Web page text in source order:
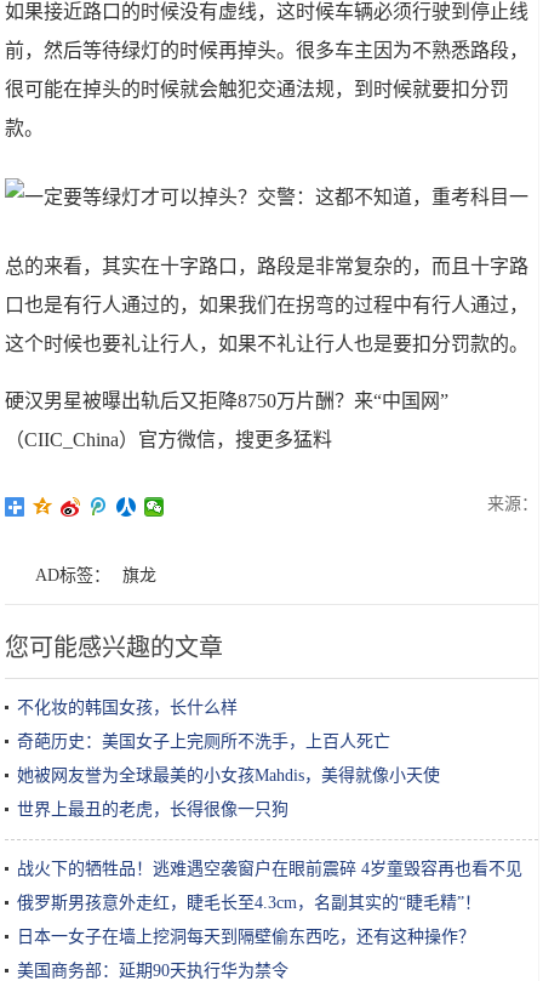
如果接近路口的时候没有虚线，这时候车辆必须行驶到停止线
前，然后等待绿灯的时候再掉头。很多车主因为不熟悉路段，
很可能在掉头的时候就会触犯交通法规，到时候就要扣分罚
款。
总的来看，其实在十字路口，路段是非常复杂的，而且十字路
口也是有行人通过的，如果我们在拐弯的过程中有行人通过，
这个时候也要礼让行人，如果不礼让行人也是要扣分罚款的。
硬汉男星被曝出轨后又拒降8750万片酬？来“中国网”
（CIIC_China）官方微信，搜更多猛料
来源：
AD标签： 旗龙
您可能感兴趣的文章
不化妆的韩国女孩，长什么样
奇葩历史：美国女子上完厕所不洗手，上百人死亡
她被网友誉为全球最美的小女孩Mahdis，美得就像小天使
世界上最丑的老虎，长得很像一只狗
战火下的牺牲品！逃难遇空袭窗户在眼前震碎 4岁童毁容再也看不见
俄罗斯男孩意外走红，睫毛长至4.3cm，名副其实的“睫毛精”！
日本一女子在墙上挖洞每天到隔壁偷东西吃，还有这种操作？
美国商务部：延期90天执行华为禁令